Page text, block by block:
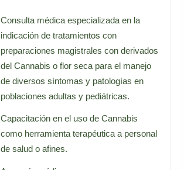
Consulta médica especializada en la
indicación de tratamientos con
preparaciones magistrales con derivados
del Cannabis o flor seca para el manejo
de diversos síntomas y patologías en
poblaciones adultas y pediátricas.
Capacitación en el uso de Cannabis
como herramienta terapéutica a personal
de salud o afines.